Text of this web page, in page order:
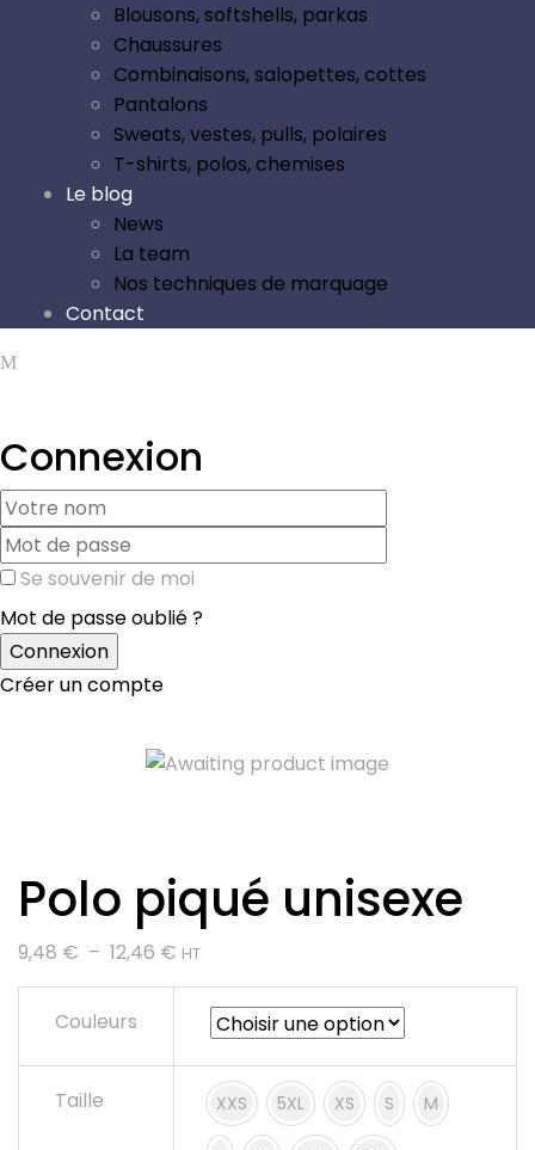
Blousons, softshells, parkas
Chaussures
Combinaisons, salopettes, cottes
Pantalons
Sweats, vestes, pulls, polaires
T-shirts, polos, chemises
Le blog
News
La team
Nos techniques de marquage
Contact
Connexion
Se souvenir de moi
Mot de passe oublié ?
Créer un compte
Polo piqué unisexe
9,48 € – 12,46 € Plage
de
prix :
9,48 €
à
12,46 €
HT
Couleurs
Taille XXS 5XL XS S M